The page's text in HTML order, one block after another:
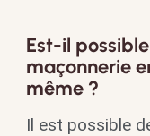
Est-il
maçonnerie
même ?
Il est possible